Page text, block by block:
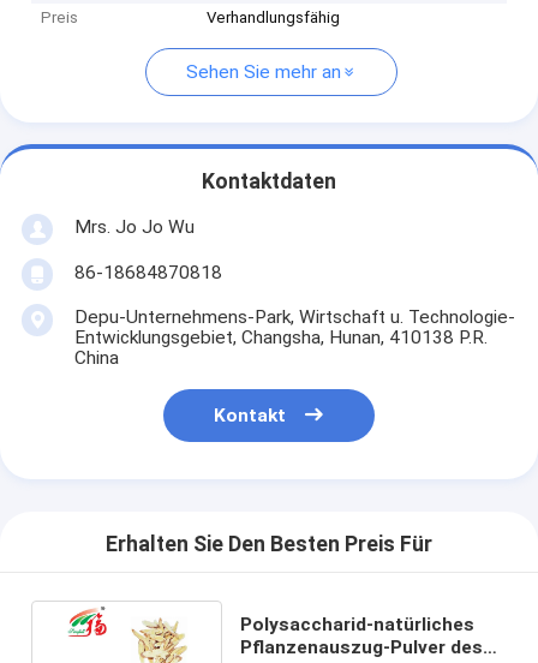
Preis
Verhandlungsfähig
Sehen Sie mehr an
Kontaktdaten
Mrs. Jo Jo Wu
86-18684870818
Depu-Unternehmens-Park, Wirtschaft u. Technologie-
Entwicklungsgebiet, Changsha, Hunan, 410138 P.R.
China
Kontakt
Erhalten Sie Den Besten Preis Für
Polysaccharid-natürliches
Pflanzenauszug-Pulver des